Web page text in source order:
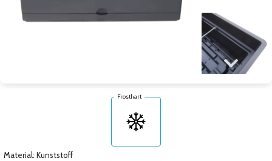
Zum nächsten Bild
Frosthart
Material: Kunststoff